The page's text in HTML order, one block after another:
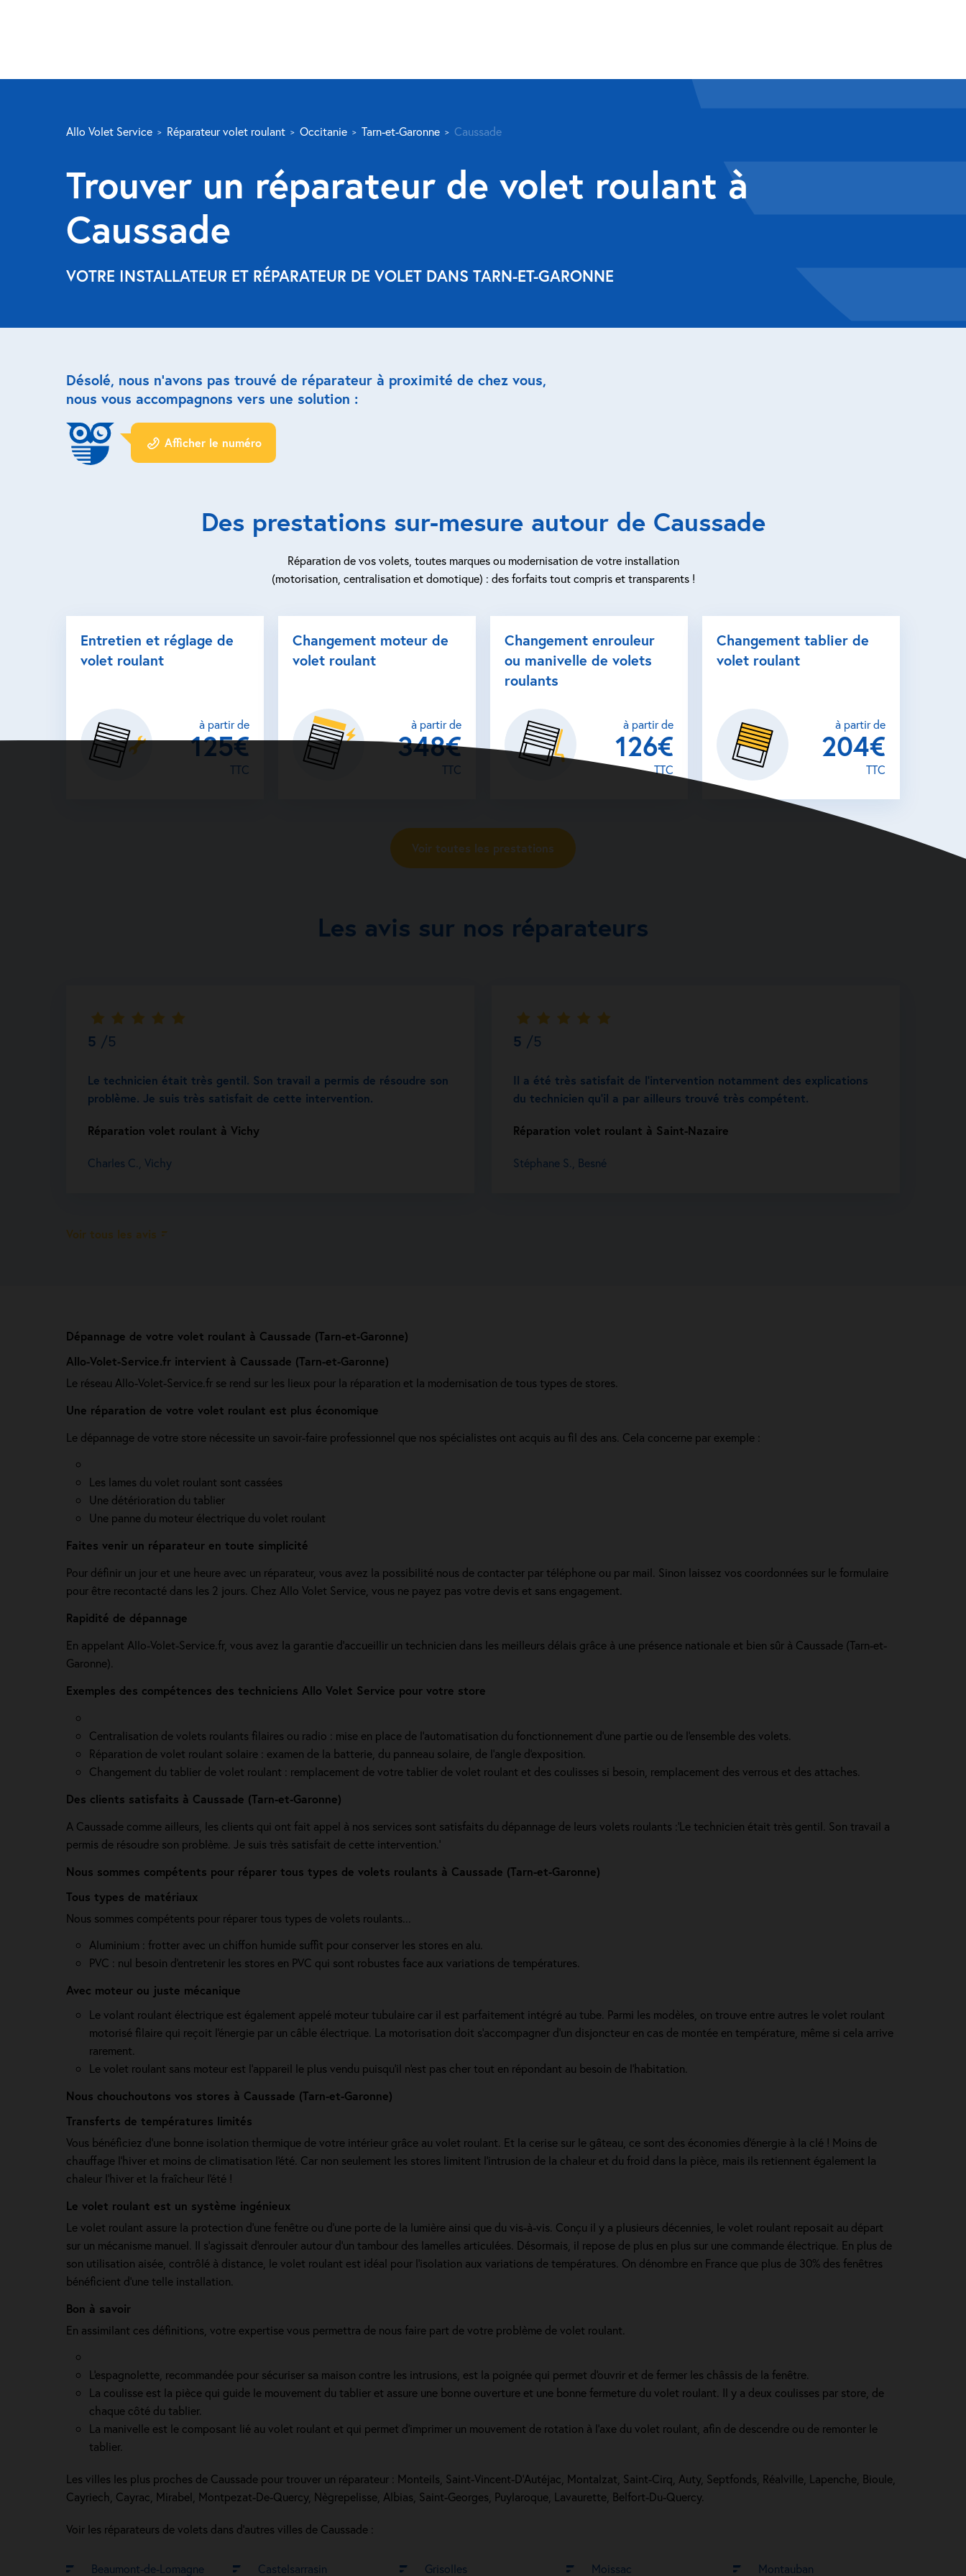
Allo Volet Service Réparateur volet roulant Occitanie Tarn-et-Garonne Caussade
Trouver un réparateur de volet roulant à
Caussade
VOTRE INSTALLATEUR ET RÉPARATEUR DE VOLET DANS TARN-ET-GARONNE
Dépannage de votre volet roulant à Caussade (Tarn-et-Garonne)
Allo-Volet-Service.fr intervient à Caussade (Tarn-et-Garonne)
Le réseau Allo-Volet-Service.fr se rend sur les lieux pour la réparation et la modernisation de tous types de stores.
Une réparation de votre volet roulant est plus économique
Le dépannage de votre store nécessite un savoir-faire professionnel que nos spécialistes ont acquis au fil des ans. Cela concerne par exemple :
Les lames du volet roulant sont cassées
Une détérioration du tablier
Une panne du moteur électrique du volet roulant
Faites venir un réparateur en toute simplicité
Pour définir un jour et une heure avec un réparateur, vous avez la possibilité nous de contacter par téléphone ou par mail. Sinon laissez vos coordonnées sur le formulaire
pour être recontacté dans les 2 jours. Chez Allo Volet Service, vous ne payez pas votre devis et sans engagement.
Rapidité de dépannage
En appelant Allo-Volet-Service.fr, vous avez la garantie d'accueillir un technicien dans les meilleurs délais grâce à une présence nationale et bien sûr à Caussade (Tarn-et-
Garonne).
Exemples des compétences des techniciens Allo Volet Service pour votre store
Centralisation de volets roulants filaires ou radio : mise en place de l'automatisation du fonctionnement d’une partie ou de l'ensemble des volets.
Réparation de volet roulant solaire : examen de la batterie, du panneau solaire, de l'angle d'exposition.
Changement du tablier de volet roulant : remplacement de votre tablier de volet roulant et des coulisses si besoin, remplacement des verrous et des attaches.
Des clients satisfaits à Caussade (Tarn-et-Garonne)
A Caussade comme ailleurs, les clients qui ont fait appel à nos services sont satisfaits du dépannage de leurs volets roulants :'Le technicien était très gentil. Son travail a
permis de résoudre son problème. Je suis très satisfait de cette intervention.'
Nous sommes compétents pour réparer tous types de volets roulants à Caussade (Tarn-et-Garonne)
Tous types de matériaux
Nous sommes compétents pour réparer tous types de volets roulants...
Aluminium : frotter avec un chiffon humide suffit pour conserver les stores en alu.
PVC : nul besoin d'entretenir les stores en PVC qui sont robustes face aux variations de températures.
Avec moteur ou juste mécanique
Le volant roulant électrique est également appelé moteur tubulaire car il est parfaitement intégré au tube. Parmi les modèles, on trouve entre autres le volet roulant
motorisé filaire qui reçoit l'énergie par un câble électrique. La motorisation doit s'accompagner d'un disjoncteur en cas de montée en température, même si cela arrive
rarement.
Le volet roulant sans moteur est l'appareil le plus vendu puisqu'il n'est pas cher tout en répondant au besoin de l'habitation.
Nous chouchoutons vos stores à Caussade (Tarn-et-Garonne)
Transferts de températures limités
Vous bénéficiez d'une bonne isolation thermique de votre intérieur grâce au volet roulant. Et la cerise sur le gâteau, ce sont des économies d'énergie à la clé ! Moins de
chauffage l'hiver et moins de climatisation l'été. Car non seulement les stores limitent l'intrusion de la chaleur et du froid dans la pièce, mais ils retiennent également la
chaleur l'hiver et la fraîcheur l'été !
Le volet roulant est un système ingénieux
Le volet roulant assure la protection d'une fenêtre ou d'une porte de la lumière ainsi que du vis-à-vis. Conçu il y a plusieurs décennies, le volet roulant reposait au départ
sur un mécanisme manuel. Il s'agissait d'enrouler autour d'un tambour des lamelles articulées. Désormais, il repose de plus en plus sur une commande électrique. En plus de
son utilisation aisée, contrôlé à distance, le volet roulant est idéal pour l'isolation aux variations de températures. On dénombre en France que plus de 30% des fenêtres
bénéficient d'une telle installation.
Bon à savoir
En assimilant ces définitions, votre expertise vous permettra de nous faire part de votre problème de volet roulant.
L'espagnolette, recommandée pour sécuriser sa maison contre les intrusions, est la poignée qui permet d'ouvrir et de fermer les châssis de la fenêtre.
La coulisse est la pièce qui guide le mouvement du tablier et assure une bonne ouverture et une bonne fermeture du volet roulant. Il y a deux coulisses par store, de
chaque côté du tablier.
La manivelle est le composant lié au volet roulant et qui permet d’imprimer un mouvement de rotation à l’axe du volet roulant, afin de descendre ou de remonter le
tablier.
Les villes les plus proches de Caussade pour trouver un réparateur : Monteils, Saint-Vincent-D'Autéjac, Montalzat, Saint-Cirq, Auty, Septfonds, Réalville, Lapenche, Bioule,
Cayriech, Cayrac, Mirabel, Montpezat-De-Quercy, Nègrepelisse, Albias, Saint-Georges, Puylaroque, Lavaurette, Belfort-Du-Quercy.
Voir les réparateurs de volets dans d’autres villes de Caussade :
Beaumont-de-Lomagne Castelsarrasin Grisolles Moissac Montauban
Désolé, nous n’avons pas trouvé de réparateur à proximité de chez vous,
nous vous accompagnons vers une solution :
Afficher le numéro
Des prestations sur-mesure autour de Caussade
Réparation de vos volets, toutes marques ou modernisation de votre installation
(motorisation, centralisation et domotique) : des forfaits tout compris et transparents !
Entretien et réglage de
volet roulant
à partir de
125€
TTC
Changement moteur de
volet roulant
à partir de
348€
TTC
Changement enrouleur
ou manivelle de volets
roulants
à partir de
126€
TTC
Changement tablier de
volet roulant
à partir de
204€
TTC
Voir toutes les prestations
Les avis sur nos réparateurs
5 /5
Le technicien était très gentil. Son travail a permis de résoudre son
problème. Je suis très satisfait de cette intervention.
Réparation volet roulant à Vichy
Charles C., Vichy
5 /5
Il a été très satisfait de l’intervention notamment des explications
du technicien qu’il a par ailleurs trouvé très compétent.
Réparation volet roulant à Saint-Nazaire
Stéphane S., Besné
Voir tous les avis